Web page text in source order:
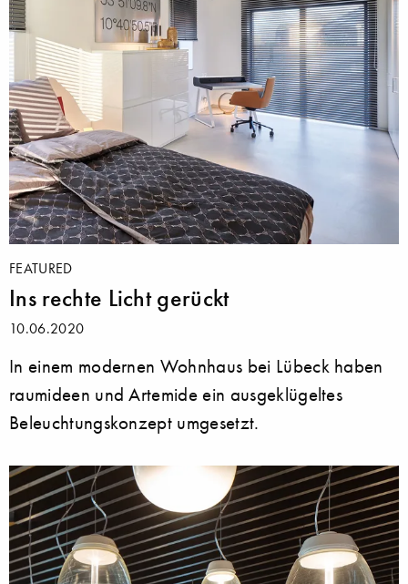
FEATURED
Ins rechte Licht gerückt
10.06.2020
In einem modernen Wohnhaus bei Lübeck haben
raumideen und Artemide ein ausgeklügeltes
Beleuchtungskonzept umgesetzt.